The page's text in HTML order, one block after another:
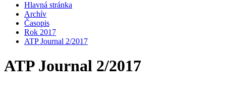
Hlavná stránka
Archív
Časopis
Rok 2017
ATP Journal 2/2017
ATP Journal 2/2017